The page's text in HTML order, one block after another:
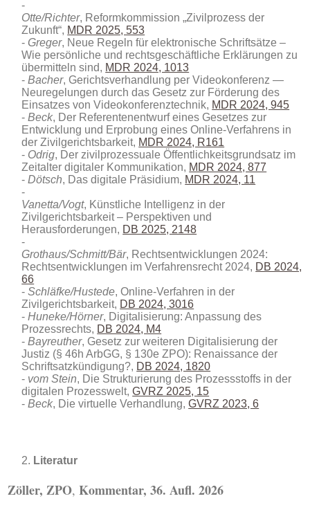
Otte/Richter, Reformkommission „Zivilprozess der
Zukunft“, MDR 2025, 553
Greger, Neue Regeln für elektronische Schriftsätze –
Wie persönliche und rechtsgeschäftliche Erklärungen zu
übermitteln sind, MDR 2024, 1013
Bacher, Gerichtsverhandlung per Videokonferenz —
Neuregelungen durch das Gesetz zur Förderung des
Einsatzes von Videokonferenztechnik, MDR 2024, 945
Beck, Der Referentenentwurf eines Gesetzes zur
Entwicklung und Erprobung eines Online-Verfahrens in
der Zivilgerichtsbarkeit, MDR 2024, R161
Odrig, Der zivilprozessuale Öffentlichkeitsgrundsatz im
Zeitalter digitaler Kommunikation, MDR 2024, 877
Dötsch, Das digitale Präsidium, MDR 2024, 11
Vanetta/Vogt, Künstliche Intelligenz in der
Zivilgerichtsbarkeit – Perspektiven und
Herausforderungen, DB 2025, 2148
Grothaus/Schmitt/Bär, Rechtsentwicklungen 2024:
Rechtsentwicklungen im Verfahrensrecht 2024, DB 2024,
66
Schläfke/Hustede, Online-Verfahren in der
Zivilgerichtsbarkeit, DB 2024, 3016
Huneke/Hörner, Digitalisierung: Anpassung des
Prozessrechts, DB 2024, M4
Bayreuther, Gesetz zur weiteren Digitalisierung der
Justiz (§ 46h ArbGG, § 130e ZPO): Renaissance der
Schriftsatzkündigung?, DB 2024, 1820
vom Stein, Die Strukturierung des Prozessstoffs in der
digitalen Prozesswelt,GVRZ 2025, 15
Beck, Die virtuelle Verhandlung,GVRZ 2023, 6
Literatur
Zöller, ZPO,Kommentar, 36. Aufl. 2026